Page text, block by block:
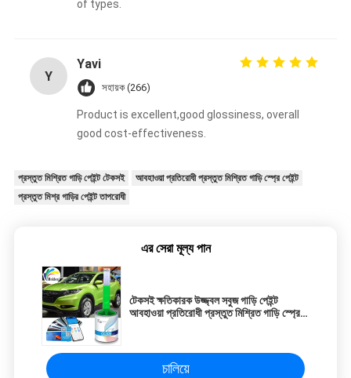
of types.
Y
Yavi
সহায়ক (266)
Product is excellent,good glossiness, overall
good cost-effectiveness.
প্রস্তুত মিশ্রিত গাড়ি পেইন্ট টেকসই
আবহাওয়া প্রতিরোধী প্রস্তুত মিশ্রিত গাড়ি স্প্রে পেইন্ট
প্রস্তুত মিশ্র গাড়ির পেইন্ট তাপরোধী
এর সেরা মূল্য পান
টেকসই ক্ষতিকারক উজ্জ্বল সবুজ গাড়ি পেইন্ট
আবহাওয়া প্রতিরোধী প্রস্তুত মিশ্রিত গাড়ি স্প্রে
চালিয়ে